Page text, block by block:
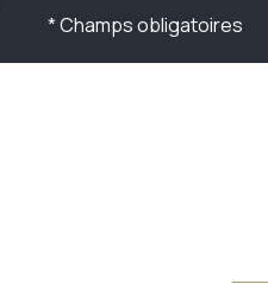
* Champs obligatoires